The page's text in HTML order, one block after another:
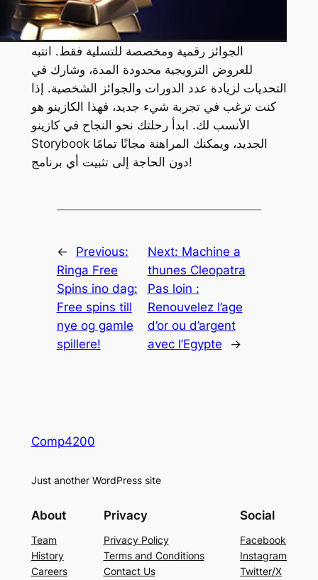
الجوائز رقمية ومخصصة للتسلية فقط. انتبه
للعروض الترويجية محدودة المدة، وشارك في
التحديات لزيادة عدد الدورات والجوائز الشخصية. إذا
كنت ترغب في تجربة شيء جديد، فهذا الكازينو هو
الأنسب لك. ابدأ رحلتك نحو النجاح في كازينو
Storybook الجديد، ويمكنك المراهنة مجانًا تمامًا
دون الحاجة إلى تثبيت أي برنامج!
←
Previous:
Ringa Free
Spins ino dag:
Free spins till
nye og gamle
spillere!
Next: Machine a
thunes Cleopatra
Pas loin :
Renouvelez l’age
d’or ou d’argent
avec l’Egypte
→
Comp4200
Just another WordPress site
About
Team
History
Careers
Privacy
Privacy Policy
Terms and Conditions
Contact Us
Social
Facebook
Instagram
Twitter/X